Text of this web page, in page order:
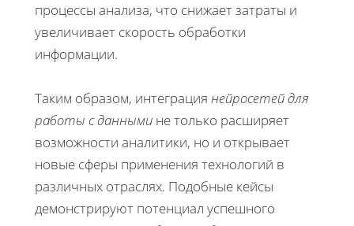
процессы анализа, что снижает затраты и
увеличивает скорость обработки
информации.
Таким образом, интеграция нейросетей для
работы с данными не только расширяет
возможности аналитики, но и открывает
новые сферы применения технологий в
различных отраслях. Подобные кейсы
демонстрируют потенциал успешного